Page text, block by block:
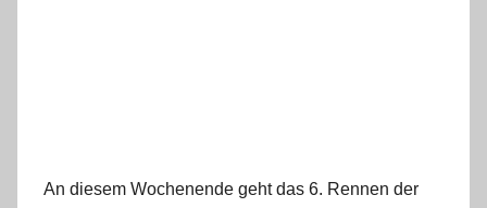
An diesem Wochenende geht das 6. Rennen der